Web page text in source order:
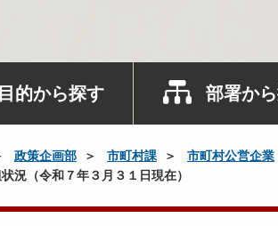
目的から探す 部署か
政策企画部 市町村課 市町村公営企業
況（令和７年３月３１日現在）